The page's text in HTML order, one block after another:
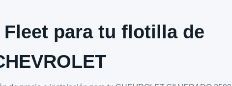
Fleet para tu flotilla de